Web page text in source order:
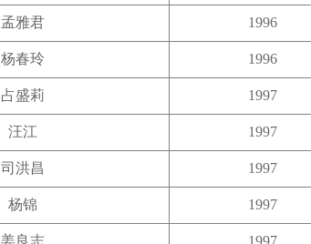
孟雅君 1996
杨春玲 1996
占盛莉 1997
汪江 1997
司洪昌 1997
杨锦 1997
姜良志 1997